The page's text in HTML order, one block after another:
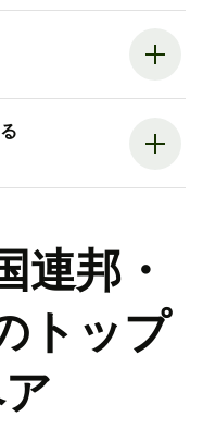
連邦・
トップ